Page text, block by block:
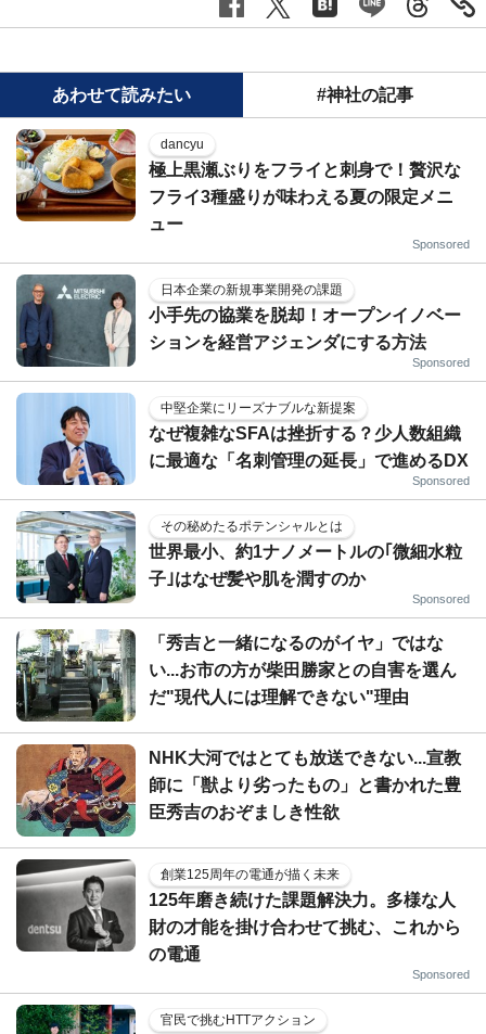
あわせて読みたい #神社の記事
dancyu
極上黒瀬ぶりをフライと刺身で！贅沢な
フライ3種盛りが味わえる夏の限定メニ
ュー
Sponsored
日本企業の新規事業開発の課題
小手先の協業を脱却！オープンイノベー
ションを経営アジェンダにする方法
Sponsored
中堅企業にリーズナブルな新提案
なぜ複雑なSFAは挫折する？少人数組織
に最適な「名刺管理の延長」で進めるDX
Sponsored
その秘めたるポテンシャルとは
世界最小、約1ナノメートルの｢微細水粒
子｣はなぜ髪や肌を潤すのか
Sponsored
「秀吉と一緒になるのがイヤ」ではな
い...お市の方が柴田勝家との自害を選ん
だ"現代人には理解できない"理由
NHK大河ではとても放送できない...宣教
師に「獣より劣ったもの」と書かれた豊
臣秀吉のおぞましき性欲
創業125周年の電通が描く未来
125年磨き続けた課題解決力。多様な人
財の才能を掛け合わせて挑む、これから
の電通
Sponsored
官民で挑むHTTアクション